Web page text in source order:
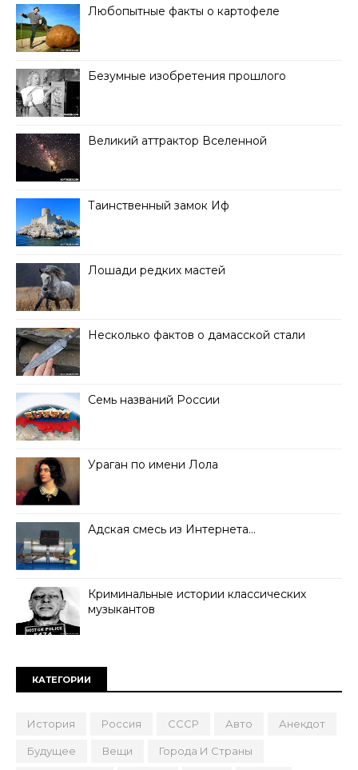
Любопытные факты о картофеле
Безумные изобретения прошлого
Великий аттрактор Вселенной
Таинственный замок Иф
Лошади редких мастей
Несколько фактов о дамасской стали
Семь названий России
Ураган по имени Лола
Адская смесь из Интернета…
Криминальные истории классических
музыкантов
КАТЕГОРИИ
История Россия СССР Авто Анекдот
Будущее Вещи Города И Страны